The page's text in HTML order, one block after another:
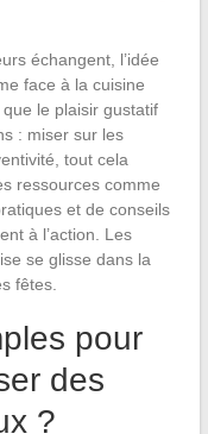
échangent, l’idée
face à la cuisine
le plaisir gustatif
: miser sur les
tout cela
ressources comme
et de conseils
à l’action. Les
se glisse dans la
fêtes.
pour
des
?